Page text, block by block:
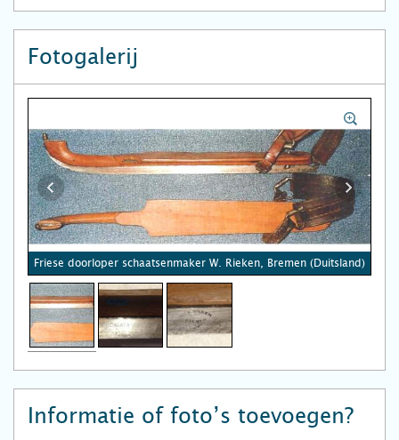
Fotogalerij
Friese doorloper schaatsenmaker W. Rieken, Bremen (Duitsland)
Informatie of foto’s toevoegen?